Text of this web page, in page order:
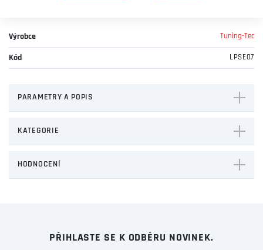
Výrobce Tuning-Tec
Kód LPSE07
PARAMETRY A POPIS
KATEGORIE
HODNOCENÍ
PŘIHLASTE SE K ODBĚRU NOVINEK.